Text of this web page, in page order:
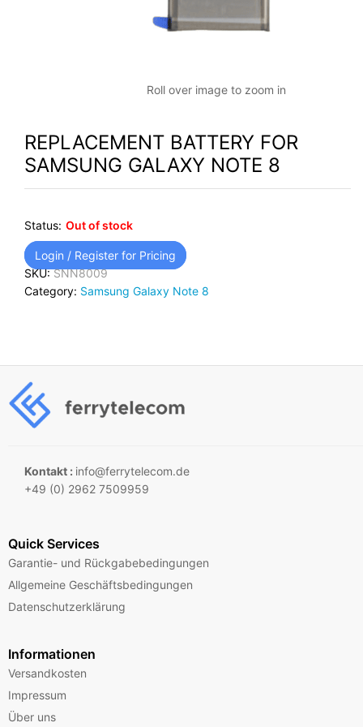
Roll over image to zoom in
REPLACEMENT BATTERY FOR
SAMSUNG GALAXY NOTE 8
Status: Out of stock
Login / Register for Pricing
SKU:SNN8009
Category: Samsung Galaxy Note 8
Kontakt : info@ferrytelecom.de
+49 (0) 2962 7509959
Quick Services
Garantie- und Rückgabebedingungen
Allgemeine Geschäftsbedingungen
Datenschutzerklärung
Informationen
Versandkosten
Impressum
Über uns